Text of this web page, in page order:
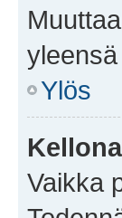
Ylös
Vaikka